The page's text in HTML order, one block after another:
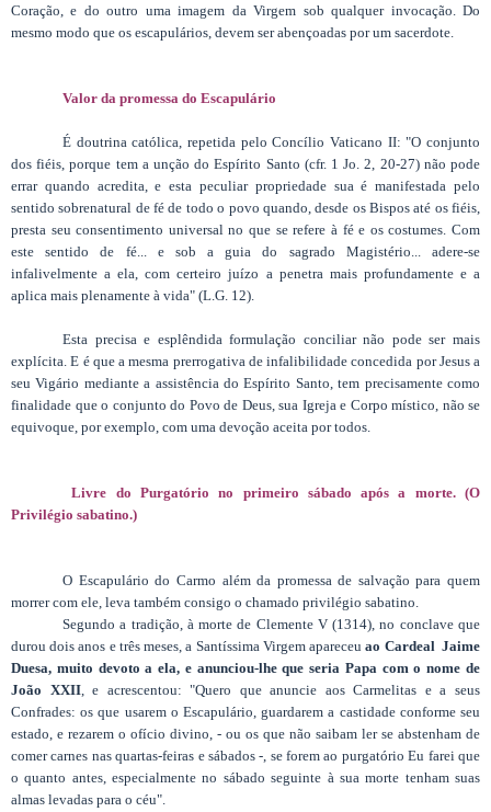
Coração, e do outro uma imagem da Virgem sob qualquer invocação. Do
mesmo modo que os escapulários, devem ser abençoadas por um sacerdote.
Valor da promessa do Escapulário
É doutrina católica, repetida pelo Concílio Vaticano II: "O conjunto
dos fiéis, porque tem a unção do Espírito Santo (cfr. 1 Jo. 2, 20-27) não pode
errar quando acredita, e esta peculiar propriedade sua é manifestada pelo
sentido sobrenatural de fé de todo o povo quando, desde os Bispos até os fiéis,
presta seu consentimento universal no que se refere à fé e os costumes. Com
este sentido de fé... e sob a guia do sagrado Magistério... adere-se
infalivelmente a ela, com certeiro juízo a penetra mais profundamente e a
aplica mais plenamente à vida" (L.G. 12).
Esta precisa e esplêndida formulação conciliar não pode ser mais
explícita. E é que a mesma prerrogativa de infalibilidade concedida por Jesus a
seu Vigário mediante a assistência do Espírito Santo, tem precisamente como
finalidade que o conjunto do Povo de Deus, sua Igreja e Corpo místico, não se
equivoque, por exemplo, com uma devoção aceita por todos.
Livre do Purgatório no primeiro sábado após a morte. (O
Privilégio sabatino.)
O Escapulário do Carmo além da promessa de salvação para quem
morrer com ele, leva também consigo o chamado privilégio sabatino.
Segundo a tradição, à morte de Clemente V (1314), no conclave que
durou dois anos e três meses, a Santíssima Virgem apareceuao Cardeal Jaime
Duesa, muito devoto a ela, e anunciou-lhe que seria Papa com o nome de
João XXII, e acrescentou: "Quero que anuncie aos Carmelitas e a seus
Confrades: os que usarem o Escapulário, guardarem a castidade conforme seu
estado, e rezarem o ofício divino, - ou os que não saibam ler se abstenham de
comer carnes nas quartas-feiras e sábados -, se forem ao purgatório Eu farei que
o quanto antes, especialmente no sábado seguinte à sua morte tenham suas
almas levadas para o céu".